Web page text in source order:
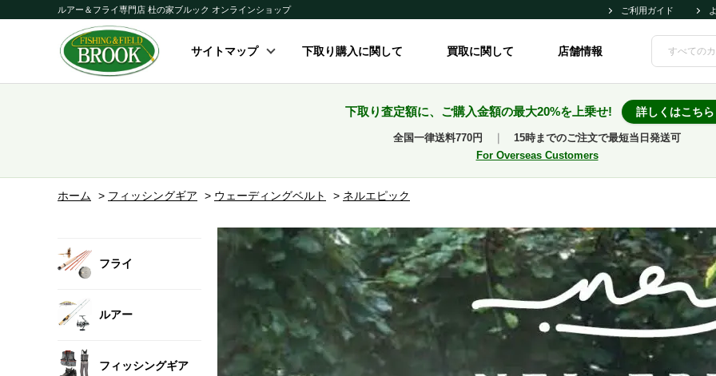
ルアー＆フライ専門店 杜の家ブルック オンラインショップ ご利用ガイド
サイトマップ 下取り購入に関して 買取に関して 店舗情報
下取り査定額に、ご購入金額の最大20%を上乗せ! 詳しくはこちら
全国一律送料770円
15時までのご注文で最短当日発送可
For Overseas Customers
ホーム > フィッシングギア > ウェーディングベルト > ネルエピック
フライ
ルアー
フィッシングギア